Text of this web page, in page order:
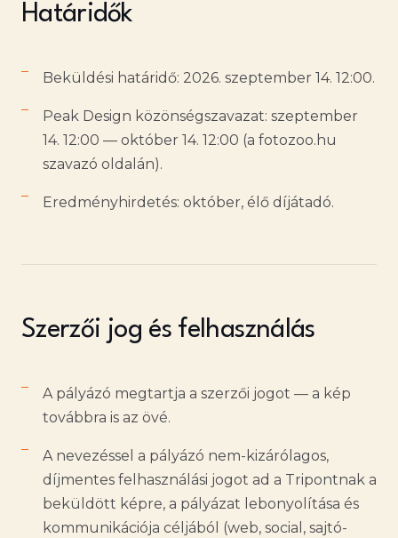
Határidők
Beküldési határidő: 2026. szeptember 14. 12:00.
Peak Design közönségszavazat: szeptember
14. 12:00 — október 14. 12:00 (a fotozoo.hu
szavazó oldalán).
Eredményhirdetés: október, élő díjátadó.
Szerzői jog és felhasználás
A pályázó megtartja a szerzői jogot — a kép
továbbra is az övé.
A nevezéssel a pályázó nem-kizárólagos,
díjmentes felhasználási jogot ad a Tripontnak a
beküldött képre, a pályázat lebonyolítása és
kommunikációja céljából (web, social, sajtó-